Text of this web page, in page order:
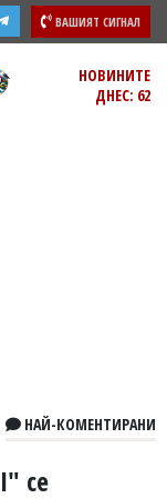
ВАШИЯТ СИГНАЛ
НОВИНИТЕ
ДНЕС: 62
НАЙ-КОМЕНТИРАНИ
се